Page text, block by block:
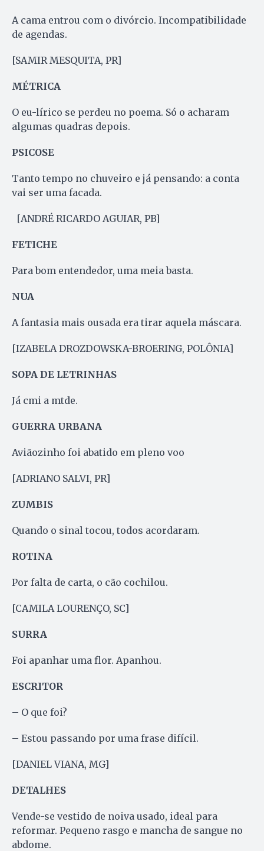
A cama entrou com o divórcio. Incompatibilidade
de agendas.
[SAMIR MESQUITA, PR]
MÉTRICA
O eu-lírico se perdeu no poema. Só o acharam
algumas quadras depois.
PSICOSE
Tanto tempo no chuveiro e já pensando: a conta
vai ser uma facada.
[ANDRÉ RICARDO AGUIAR, PB]
FETICHE
Para bom entendedor, uma meia basta.
NUA
A fantasia mais ousada era tirar aquela máscara.
[IZABELA DROZDOWSKA-BROERING, POLÔNIA]
SOPA DE LETRINHAS
Já cmi a mtde.
GUERRA URBANA
Aviãozinho foi abatido em pleno voo
[ADRIANO SALVI, PR]
ZUMBIS
Quando o sinal tocou, todos acordaram.
ROTINA
Por falta de carta, o cão cochilou.
[CAMILA LOURENÇO, SC]
SURRA
Foi apanhar uma flor. Apanhou.
ESCRITOR
– O que foi?
– Estou passando por uma frase difícil.
[DANIEL VIANA, MG]
DETALHES
Vende-se vestido de noiva usado, ideal para
reformar. Pequeno rasgo e mancha de sangue no
abdome.